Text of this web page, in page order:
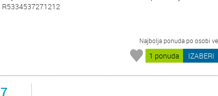
R5334537271212
Najbolja ponuda po osobi
1 ponuda IZABERI
7